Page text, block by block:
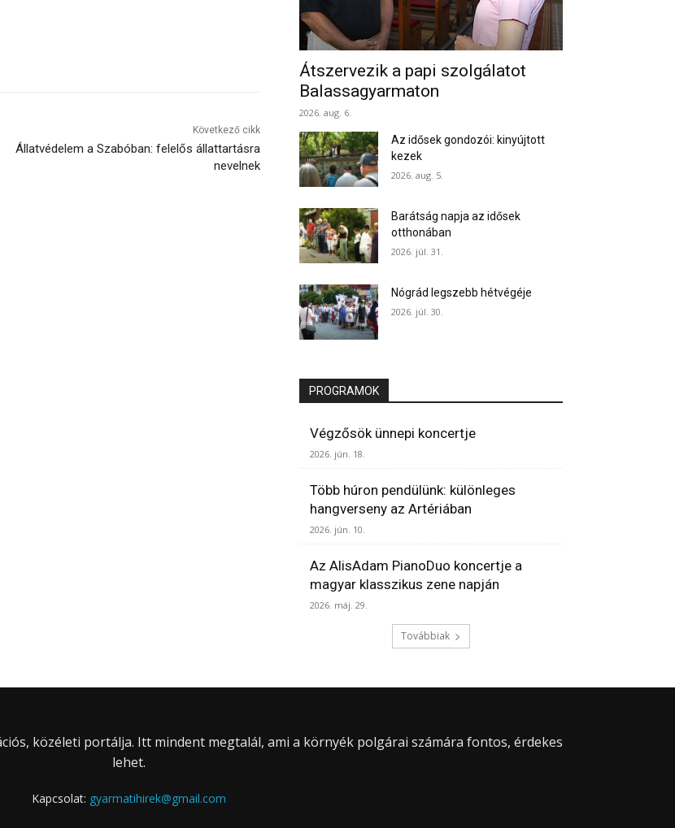
Következő cikk
Állatvédelem a Szabóban: felelős állattartásra
nevelnek
Átszervezik a papi szolgálatot
Balassagyarmaton
2026. aug. 6.
Az idősek gondozói: kinyújtott
kezek
2026. aug. 5.
Barátság napja az idősek
otthonában
2026. júl. 31.
Nógrád legszebb hétvégéje
2026. júl. 30.
PROGRAMOK
Végzősök ünnepi koncertje
2026. jún. 18.
Több húron pendülünk: különleges
hangverseny az Artériában
2026. jún. 10.
Az AlisAdam PianoDuo koncertje a
magyar klasszikus zene napján
2026. máj. 29.
Továbbiak
közéleti portálja. Itt mindent megtalál, ami a környék polgárai számára fontos, érdekes
lehet.
Kapcsolat: gyarmatihirek@gmail.com